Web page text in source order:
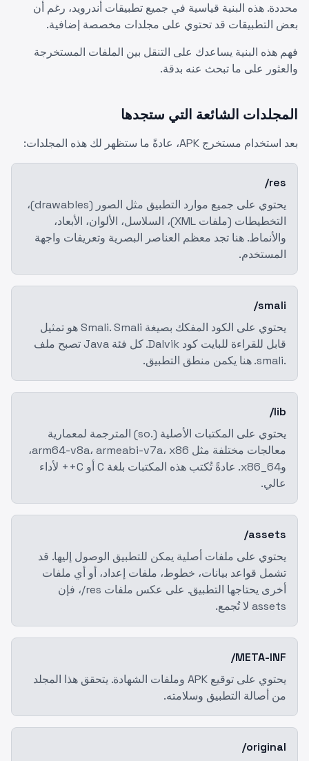
محددة. هذه البنية قياسية في جميع تطبيقات أندرويد، رغم أن
بعض التطبيقات قد تحتوي على مجلدات مخصصة إضافية.
فهم هذه البنية يساعدك على التنقل بين الملفات المستخرجة
والعثور على ما تبحث عنه بدقة.
المجلدات الشائعة التي ستجدها
بعد استخدام مستخرج APK، عادةً ما ستظهر لك هذه المجلدات:
res/
يحتوي على جميع موارد التطبيق مثل الصور (drawables)،
التخطيطات (ملفات XML)، السلاسل، الألوان، الأبعاد،
والأنماط. هنا تجد معظم العناصر البصرية وتعريفات واجهة
المستخدم.
smali/
يحتوي على الكود المفكك بصيغة Smali. Smali هو تمثيل
قابل للقراءة للبايت كود Dalvik. كل فئة Java تصبح ملف
.smali. هنا يكمن منطق التطبيق.
lib/
يحتوي على المكتبات الأصلية (.so) المترجمة لمعمارية
معالجات مختلفة مثل arm64-v8a، armeabi-v7a، x86،
وx86_64. عادةً تُكتب هذه المكتبات بلغة C أو C++ لأداء
عالي.
assets/
يحتوي على ملفات أصلية يمكن للتطبيق الوصول إليها. قد
تشمل قواعد بيانات، خطوط، ملفات إعداد، أو أي ملفات
أخرى يحتاجها التطبيق. على عكس ملفات res/، فإن
assets لا تُجمع.
META-INF/
يحتوي على توقيع APK وملفات الشهادة. يتحقق هذا المجلد
من أصالة التطبيق وسلامته.
original/